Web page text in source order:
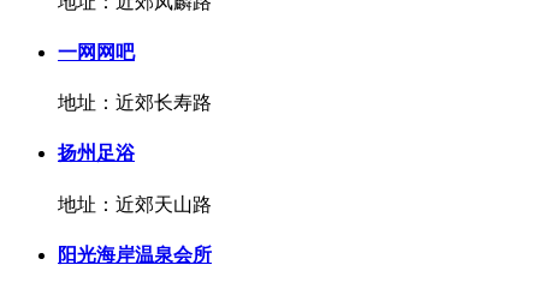
一网网吧
地址：近郊长寿路
扬州足浴
地址：近郊天山路
阳光海岸温泉会所